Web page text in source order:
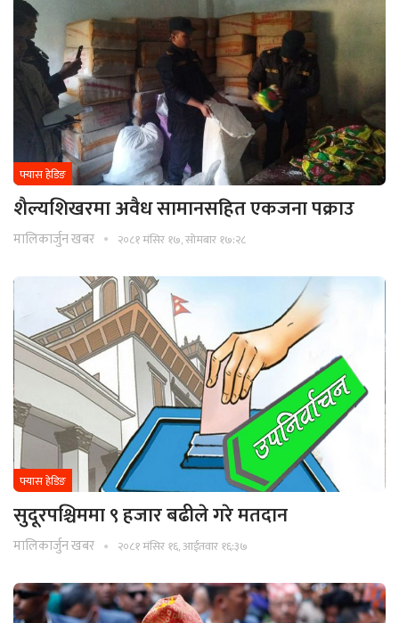
फ्यास हेडिङ
शैल्यशिखरमा अवैध सामानसहित एकजना पक्राउ
मालिकार्जुन खबर २०८१ मंसिर १७, सोमबार १७:२८
फ्यास हेडिङ
सुदूरपश्चिममा ९ हजार बढीले गरे मतदान
मालिकार्जुन खबर २०८१ मंसिर १६, आईतवार १६:३७